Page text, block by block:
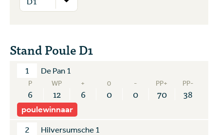
Stand Poule D1
1 De Pan 1
P WP + 0 - PP+ PP-
6 12 6 0 0 70 38
poulewinnaar
2 Hilversumsche 1